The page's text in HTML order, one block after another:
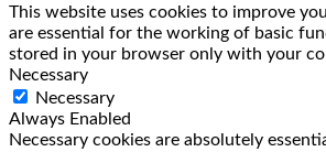
This website uses cookies to improve
are essential for the working of basic
stored in your browser only with your
Necessary
Necessary
Always Enabled
Necessary cookies are absolutely